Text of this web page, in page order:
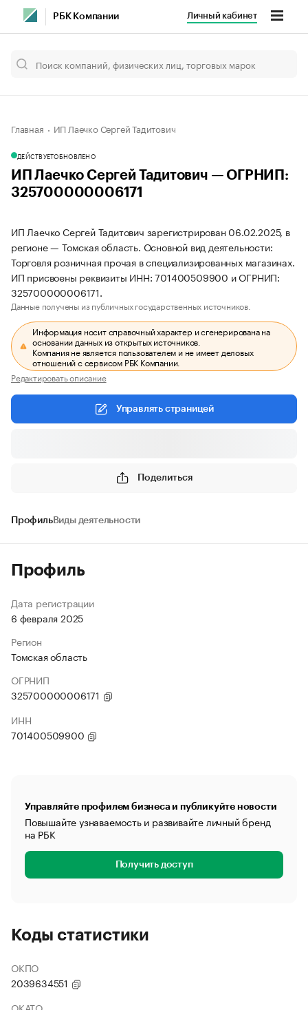
РБК Компании Личный кабинет
Главная ИП Лаечко Сергей Тадитович
ДЕЙСТВУЕТОБНОВЛЕНО
ИП Лаечко Сергей Тадитович — ОГРНИП:
325700000006171
ИП Лаечко Сергей Тадитович зарегистрирован 06.02.2025, в
регионе — Томская область. Основной вид деятельности:
Торговля розничная прочая в специализированных магазинах.
ИП присвоены реквизиты ИНН: 701400509900 и ОГРНИП:
325700000006171.
Данные получены из публичных государственных источников.
Информация носит справочный характер и сгенерирована на
основании данных из открытых источников.
Компания не является пользователем и не имеет деловых
отношений с сервисом РБК Компании.
Редактировать описание
Управлять страницей
Поделиться
ПрофильВиды деятельности
Профиль
Дата регистрации
6 февраля 2025
Регион
Томская область
ОГРНИП
325700000006171
ИНН
701400509900
Управляйте профилем бизнеса и публикуйте новости
Повышайте узнаваемость и развивайте личный бренд
на РБК
Получить доступ
Коды статистики
ОКПО
2039634551